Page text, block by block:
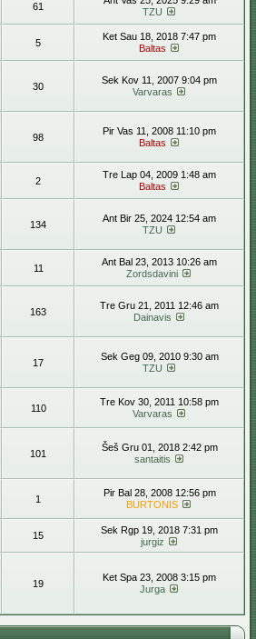
61
TZU
5
Ket Sau 18, 2018 7:47 pm
Baltas
30
Sek Kov 11, 2007 9:04 pm
Varvaras
98
Pir Vas 11, 2008 11:10 pm
Baltas
2
Tre Lap 04, 2009 1:48 am
Baltas
134
Ant Bir 25, 2024 12:54 am
TZU
11
Ant Bal 23, 2013 10:26 am
Zordsdavini
163
Tre Gru 21, 2011 12:46 am
Dainavis
17
Sek Geg 09, 2010 9:30 am
TZU
110
Tre Kov 30, 2011 10:58 pm
Varvaras
101
Šeš Gru 01, 2018 2:42 pm
santaitis
1
Pir Bal 28, 2008 12:56 pm
BURTONIS
15
Sek Rgp 19, 2018 7:31 pm
jurgiz
19
Ket Spa 23, 2008 3:15 pm
Jurga